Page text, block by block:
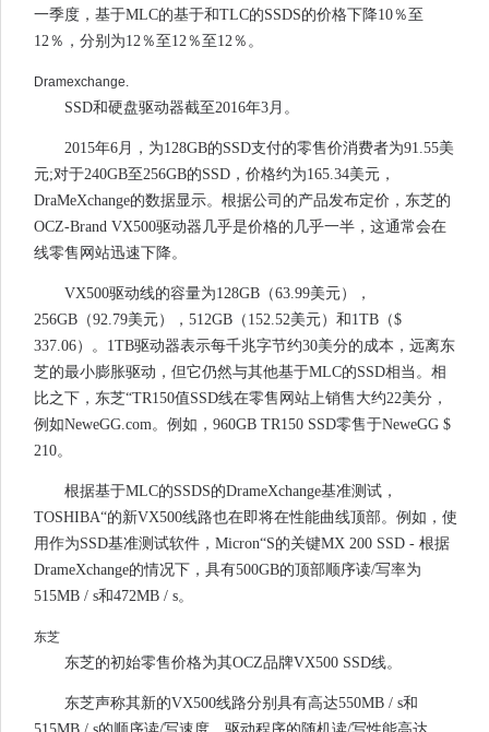
一季度，基于MLC的基于和TLC的SSDS的价格下降10％至
12％，分别为12％至12％至12％。
Dramexchange.
SSD和硬盘驱动器截至2016年3月。
2015年6月，为128GB的SSD支付的零售价消费者为91.55美
元;对于240GB至256GB的SSD，价格约为165.34美元，
DraMeXchange的数据显示。根据公司的产品发布定价，东芝的
OCZ-Brand VX500驱动器几乎是价格的几乎一半，这通常会在
线零售网站迅速下降。
VX500驱动线的容量为128GB（63.99美元），
256GB（92.79美元），512GB（152.52美元）和1TB（$
337.06）。1TB驱动器表示每千兆字节约30美分的成本，远离东
芝的最小膨胀驱动，但它仍然与其他基于MLC的SSD相当。相
比之下，东芝“TR150值SSD线在零售网站上销售大约22美分，
例如NeweGG.com。例如，960GB TR150 SSD零售于NeweGG $
210。
根据基于MLC的SSDS的DrameXchange基准测试，
TOSHIBA“的新VX500线路也在即将在性能曲线顶部。例如，使
用作为SSD基准测试软件，Micron“S的关键MX 200 SSD - 根据
DrameXchange的情况下，具有500GB的顶部顺序读/写率为
515MB / s和472MB / s。
东芝
东芝的初始零售价格为其OCZ品牌VX500 SSD线。
东芝声称其新的VX500线路分别具有高达550MB / s和